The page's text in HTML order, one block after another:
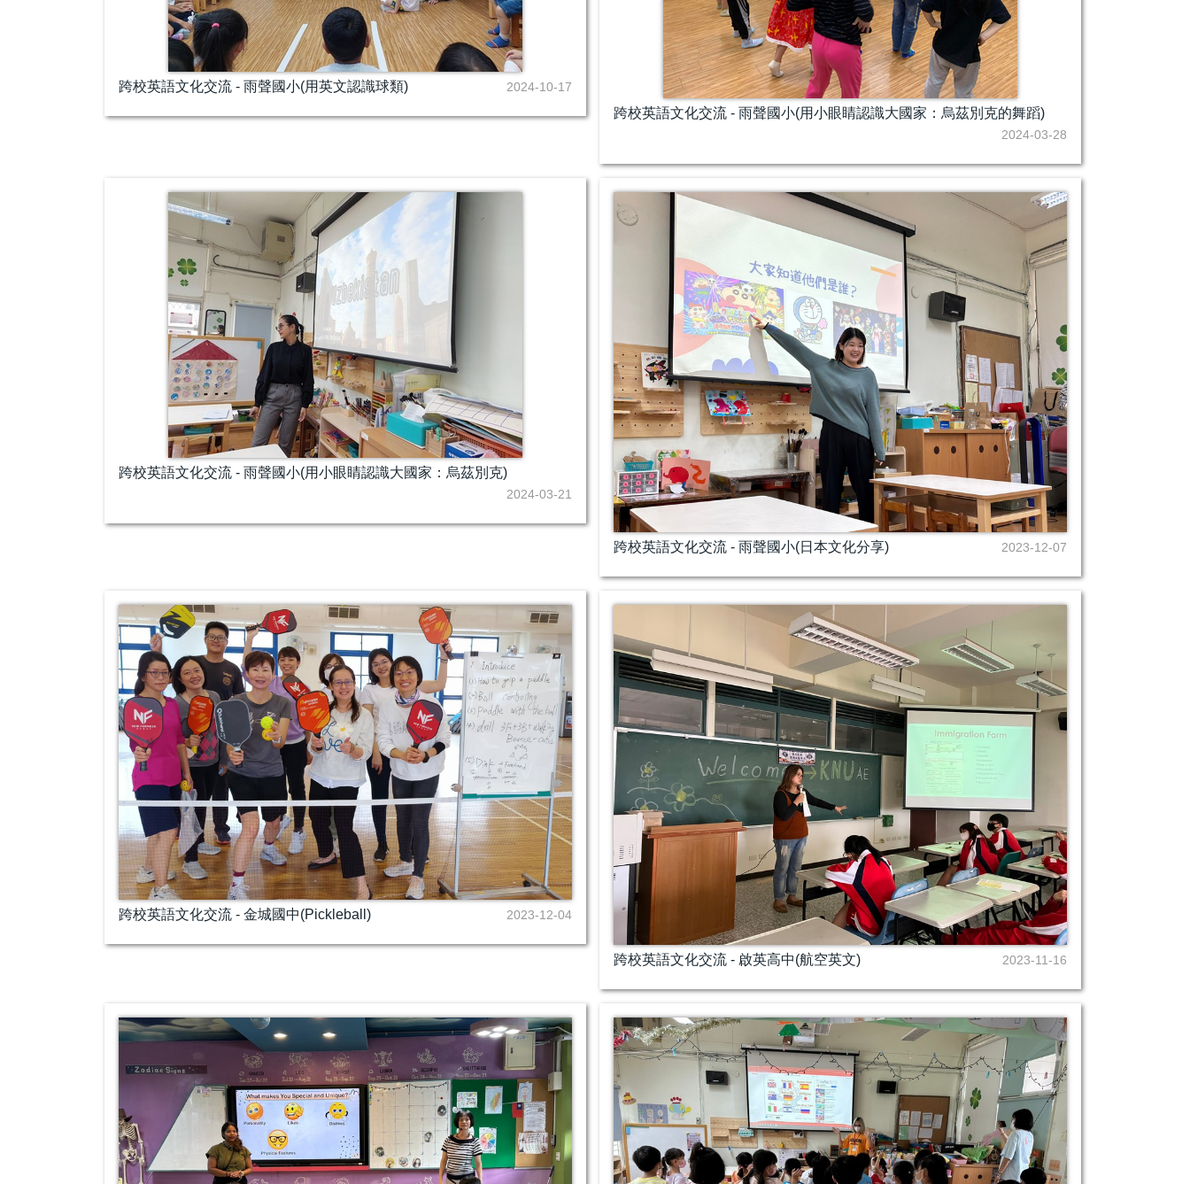
跨校英語文化交流 - 雨聲國小(用英文認識球類) 2024-10-17
跨校英語文化交流 - 雨聲國小(用小眼睛認識大國家：烏茲別克的舞蹈)
2024-03-28
跨校英語文化交流 - 雨聲國小(用小眼睛認識大國家：烏茲別克)
2024-03-21
跨校英語文化交流 - 雨聲國小(日本文化分享) 2023-12-07
跨校英語文化交流 - 金城國中(Pickleball) 2023-12-04
跨校英語文化交流 - 啟英高中(航空英文) 2023-11-16